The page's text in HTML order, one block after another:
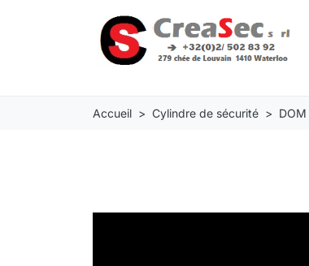
Accueil Cylindre de sécurité